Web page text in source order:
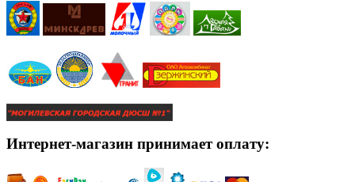
Интернет-магазин принимает оплату: